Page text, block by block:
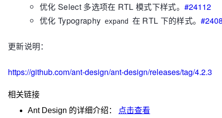
优化 Select 多选项在 RTL 模式下样式。 #24112
优化 Typography expand 在 RTL 下的样式。
更新说明：
https://github.com/ant-design/ant-design/releases/tag/4.2.3
相关链接
Ant Design 的详细介绍：
点击查看